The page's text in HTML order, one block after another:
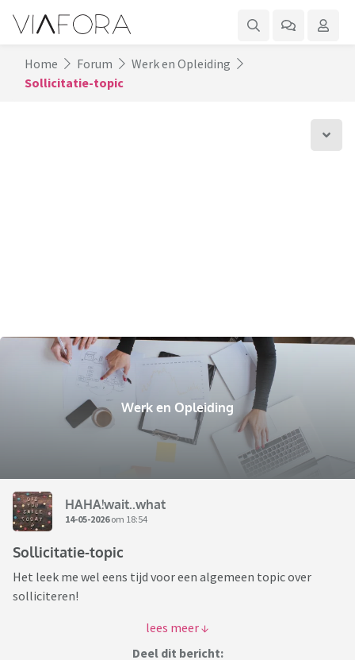
Home Forum
Werk en Opleiding
Sollicitatie-topic
Werk en Opleiding
HAHA!wait..what
14-05-2026om 18:54
Sollicitatie-topic
Het leek me wel eens tijd voor een algemeen topic over
solliciteren!
Ben je op het moment aan het solliciteren?
Denk je er over na om te gaan solliciteren?
Deel dit bericht: